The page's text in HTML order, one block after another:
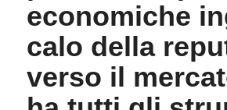
economiche
calo della
verso il